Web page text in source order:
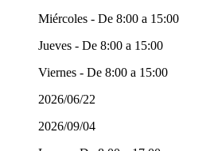
Miércoles - De 8:00 a 15:00
Jueves - De 8:00 a 15:00
Viernes - De 8:00 a 15:00
2026/06/22
2026/09/04